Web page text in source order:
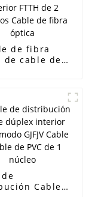
de fibra
de cable de
Cable